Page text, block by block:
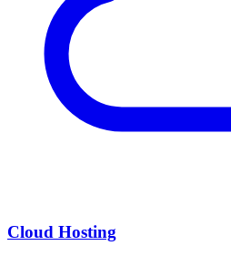
Cloud Hosting